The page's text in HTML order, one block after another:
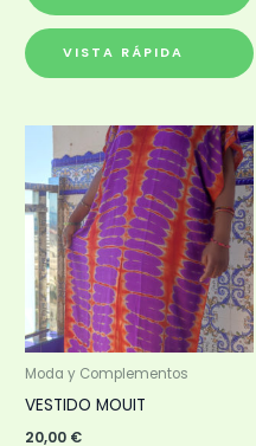
VISTA RÁPIDA
Moda y Complementos
VESTIDO MOUIT
20,00 €